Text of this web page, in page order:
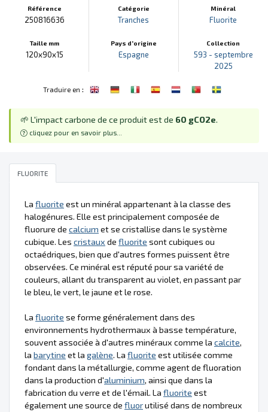
Référence
250816636
Taille mm
120x90x15
Catégorie
Tranches
Pays d'origine
Espagne
Minéral
Fluorite
Collection
593 - septembre
2025
Traduire en :
🌱 L'impact carbone de ce produit est de 60 gCO2e.
cliquez pour en savoir plus...
FLUORITE
La fluorite est un minéral appartenant à la classe des
halogénures. Elle est principalement composée de
fluorure de calcium et se cristallise dans le système
cubique. Les cristaux de fluorite sont cubiques ou
octaédriques, bien que d'autres formes puissent être
observées. Ce minéral est réputé pour sa variété de
couleurs, allant du transparent au violet, en passant par
le bleu, le vert, le jaune et le rose.
La fluorite se forme généralement dans des
environnements hydrothermaux à basse température,
souvent associée à d'autres minéraux comme la calcite,
la barytine et la galène. La fluorite est utilisée comme
fondant dans la métallurgie, comme agent de fluoration
dans la production d'aluminium, ainsi que dans la
fabrication du verre et de l'émail. La fluorite est
également une source de fluorutilisé dans de nombreux